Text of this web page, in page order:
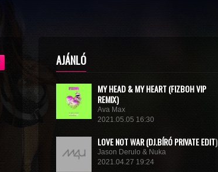
AJÁNLÓ
MY HEAD & MY HEART (FIZBOH VIP
REMIX)
Ava Max
2021.05.05 16:30
LOVE NOT WAR (DJ.BÍRÓ PRIVATE EDIT)
Jason Derulo & Nuka
2021.04.27 19:24